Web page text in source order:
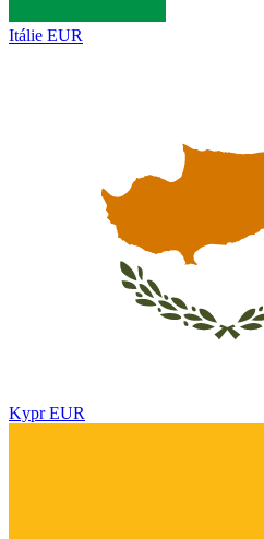
Itálie EUR
Kypr EUR